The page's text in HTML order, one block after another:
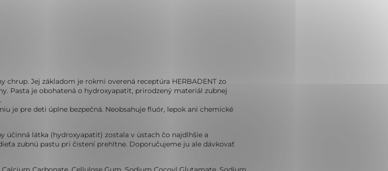
Jej základom je rokmi overená receptúra ​​HERBADENT zo
Pasta je obohatená o hydroxyapatit, prirodzený materiál zubnej
je pre deti úplne bezpečná. Neobsahuje fluór, lepok ani chemické
účinná látka (hydroxyapatit) zostala v ústach čo najdlhšie a
zubnú pastu pri čistení prehltne. Doporučujeme ju ale dávkovať